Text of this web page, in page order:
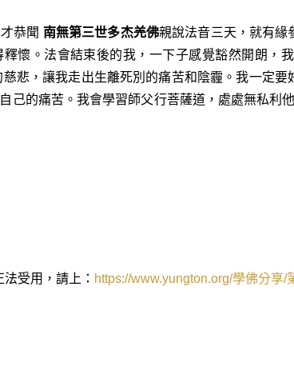
恭聞 南無第三世多杰羌佛親說法音三天，就有緣
懷。法會結束後的我，一下子感覺豁然開朗，
悲，讓我走出生離死別的痛苦和陰霾。我一定
己的痛苦。我會學習師父行菩薩道，處處無私利
受用，請上： https://www.yungton.org/學佛分享/